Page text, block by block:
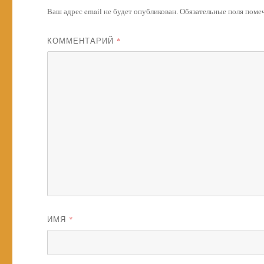
Ваш адрес email не будет опубликован.Обязательные поля
КОММЕНТАРИЙ *
ИМЯ *